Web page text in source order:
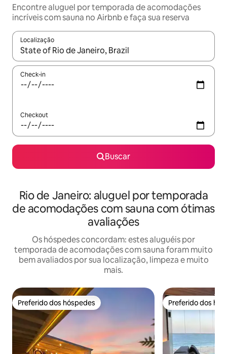
Encontre aluguel por temporada de acomodações
incríveis com sauna no Airbnb e faça sua reserva
Localização
Quando os resultados estiverem disponíveis, explore-os
Check-in
Checkout
Buscar
Rio de Janeiro: aluguel por temporada
de acomodações com sauna com ótimas
avaliações
Os hóspedes concordam: estes aluguéis por
temporada de acomodações com sauna foram muito
bem avaliados por sua localização, limpeza e muito
mais.
Preferido dos hóspedes
Preferido dos hóspedes Preferido dos
Preferido dos